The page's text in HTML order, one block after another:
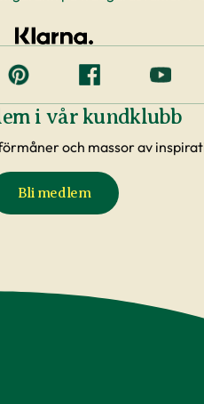
i vår kundklubb
och massor av
Bli medlem